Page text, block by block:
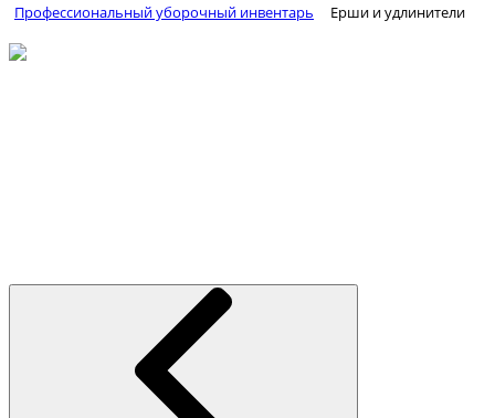
Профессиональный уборочный инвентарь
Ерши и удлинители